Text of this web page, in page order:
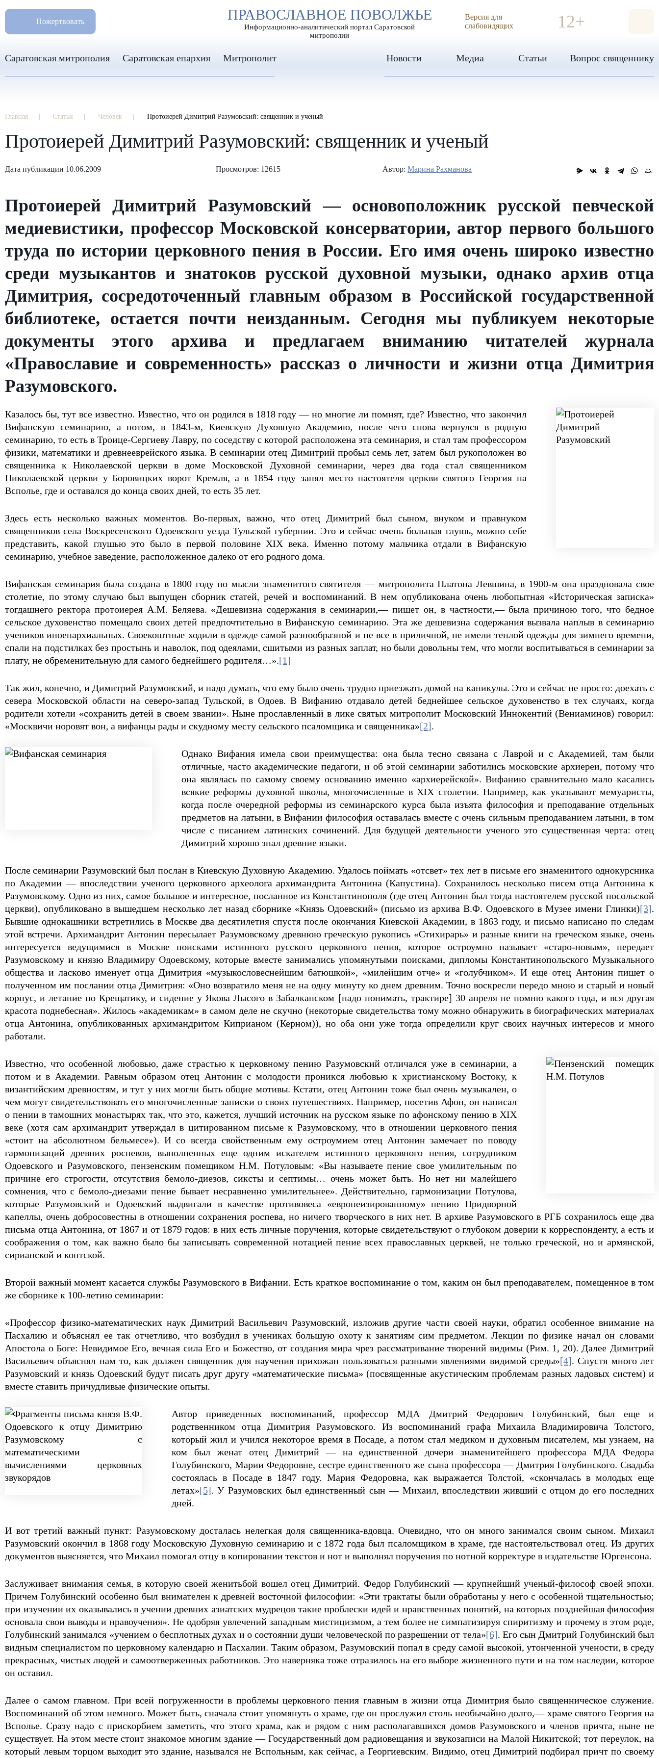
РАЗМЕР ШРИФТА А А А ИЗОБРАЖЕНИЯ
ПРАВОСЛАВНОЕ ПОВОЛЖЬЕ
Информационно-аналитический портал Саратовской
митрополии
Пожертвовать
8 960 346 31 04
info-sar@mail.ru
Версия для
слабовидящих
12+
Саратовская митрополия Саратовская епархия Митрополит Новости Медиа Статьи Вопрос священнику
Главная Статьи Человек Протоиерей Димитрий Разумовский: священник и ученый
Протоиерей Димитрий Разумовский: священник и ученый
Дата публикации 10.06.2009 Просмотров: 12615 Автор: Марина Рахманова
Протоиерей Димитрий Разумовский — основоположник русской певческой
медиевистики, профессор Московской консерватории, автор первого большого
труда по истории церковного пения в России. Его имя очень широко известно
среди музыкантов и знатоков русской духовной музыки, однако архив отца
Димитрия, сосредоточенный главным образом в Российской государственной
библиотеке, остается почти неизданным. Сегодня мы публикуем некоторые
документы этого архива и предлагаем вниманию читателей журнала
«Православие и современность» рассказ о личности и жизни отца Димитрия
Разумовского.
Казалось бы, тут все известно. Известно, что он родился в 1818 году — но многие ли помнят, где? Известно, что закончил
Вифанскую семинарию, а потом, в 1843-м, Киевскую Духовную Академию, после чего снова вернулся в родную
семинарию, то есть в Троице-Сергиеву Лавру, по соседству с которой расположена эта семинария, и стал там профессором
физики, математики и древнееврейского языка. В семинарии отец Димитрий пробыл семь лет, затем был рукоположен во
священника к Николаевской церкви в доме Московской Духовной семинарии, через два года стал священником
Николаевской церкви у Боровицких ворот Кремля, а в 1854 году занял место настоятеля церкви святого Георгия на
Всполье, где и оставался до конца своих дней, то есть 35 лет.
Здесь есть несколько важных моментов. Во-первых, важно, что отец Димитрий был сыном, внуком и правнуком
священников села Воскресенского Одоевского уезда Тульской губернии. Это и сейчас очень большая глушь, можно себе
представить, какой глушью это было в первой половине XIX века. Именно потому мальчика отдали в Вифанскую
семинарию, учебное заведение, расположенное далеко от его родного дома.
Вифанская семинария была создана в 1800 году по мысли знаменитого святителя — митрополита Платона Левшина, в 1900-м она праздновала свое
столетие, по этому случаю был выпущен сборник статей, речей и воспоминаний. В нем опубликована очень любопытная «Историческая записка»
тогдашнего ректора протоиерея А.М. Беляева. «Дешевизна содержания в семинарии,— пишет он, в частности,— была причиною того, что бедное
сельское духовенство помещало своих детей предпочтительно в Вифанскую семинарию. Эта же дешевизна содержания вызвала наплыв в семинарию
учеников иноепархиальных. Своекоштные ходили в одежде самой разнообразной и не все в приличной, не имели теплой одежды для зимнего времени,
спали на подстилках без простынь и наволок, под одеялами, сшитыми из разных заплат, но были довольны тем, что могли воспитываться в семинарии за
плату, не обременительную для самого беднейшего родителя…».[1]
Так жил, конечно, и Димитрий Разумовский, и надо думать, что ему было очень трудно приезжать домой на каникулы. Это и сейчас не просто: доехать с
севера Московской области на северо-запад Тульской, в Одоев. В Вифанию отдавало детей беднейшее сельское духовенство в тех случаях, когда
родители хотели «сохранить детей в своем звании». Ныне прославленный в лике святых митрополит Московский Иннокентий (Вениаминов) говорил:
«Москвичи норовят вон, а вифанцы рады и скудному месту сельского псаломщика и священника»[2].
Однако Вифания имела свои преимущества: она была тесно связана с Лаврой и с Академией, там были
отличные, часто академические педагоги, и об этой семинарии заботились московские архиереи, потому что
она являлась по самому своему основанию именно «архиерейской». Вифанию сравнительно мало касались
всякие реформы духовной школы, многочисленные в XIX столетии. Например, как указывают мемуаристы,
когда после очередной реформы из семинарского курса была изъята философия и преподавание отдельных
предметов на латыни, в Вифании философия оставалась вместе с очень сильным преподаванием латыни, в том
числе с писанием латинских сочинений. Для будущей деятельности ученого это существенная черта: отец
Димитрий хорошо знал древние языки.
После семинарии Разумовский был послан в Киевскую Духовную Академию. Удалось поймать «отсвет» тех лет в письме его знаменитого однокурсника
по Академии — впоследствии ученого церковного археолога архимандрита Антонина (Капустина). Сохранилось несколько писем отца Антонина к
Разумовскому. Одно из них, самое большое и интересное, посланное из Константинополя (где отец Антонин был тогда настоятелем русской посольской
церкви), опубликовано в вышедшем несколько лет назад сборнике «Князь Одоевский» (письмо из архива В.Ф. Одоевского в Музее имени Глинки)[3].
Бывшие однокашники встретились в Москве два десятилетия спустя после окончания Киевской Академии, в 1863 году, и письмо написано по следам
этой встречи. Архимандрит Антонин пересылает Разумовскому древнюю греческую рукопись «Стихирарь» и разные книги на греческом языке, очень
интересуется ведущимися в Москве поисками истинного русского церковного пения, которое остроумно называет «старо-новым», передает
Разумовскому и князю Владимиру Одоевскому, которые вместе занимались упомянутыми поисками, дипломы Константинопольского Музыкального
общества и ласково именует отца Димитрия «музыкословеснейшим батюшкой», «милейшим отче» и «голубчиком». И еще отец Антонин пишет о
полученном им послании отца Димитрия: «Оно возвратило меня не на одну минуту ко днем древним. Точно воскресли передо мною и старый и новый
корпус, и летание по Крещатику, и сидение у Якова Лысого в Забалканском [надо понимать, трактире] 30 апреля не помню какого года, и вся другая
красота поднебесная». Жилось «академикам» в самом деле не скучно (некоторые свидетельства тому можно обнаружить в биографических материалах
отца Антонина, опубликованных архимандритом Киприаном (Керном)), но оба они уже тогда определили круг своих научных интересов и много
работали.
Известно, что особенной любовью, даже страстью к церковному пению Разумовский отличался уже в семинарии, а
потом и в Академии. Равным образом отец Антонин с молодости проникся любовью к христианскому Востоку, к
византийским древностям, и тут у них могли быть общие мотивы. Кстати, отец Антонин тоже был очень музыкален, о
чем могут свидетельствовать его многочисленные записки о своих путешествиях. Например, посетив Афон, он написал
о пении в тамошних монастырях так, что это, кажется, лучший источник на русском языке по афонскому пению в XIX
веке (хотя сам архимандрит утверждал в цитированном письме к Разумовскому, что в отношении церковного пения
«стоит на абсолютном бельмесе»). И со всегда свойственным ему остроумием отец Антонин замечает по поводу
гармонизаций древних роспевов, выполненных еще одним искателем истинного церковного пения, сотрудником
Одоевского и Разумовского, пензенским помещиком Н.М. Потуловым: «Вы называете пение свое умилительным по
причине его строгости, отсутствия бемоло-диезов, сиксты и септимы… очень может быть. Но нет ни малейшего
сомнения, что с бемоло-диезами пение бывает несравненно умилительнее». Действительно, гармонизации Потулова,
которые Разумовский и Одоевский выдвигали в качестве противовеса «европеизированному» пению Придворной
капеллы, очень добросовестны в отношении сохранения роспева, но ничего творческого в них нет. В архиве Разумовского в РГБ сохранилось еще два
письма отца Антонина, от 1867 и от 1879 годов: в них есть личные поручения, которые свидетельствуют о глубоком доверии к корреспонденту, а есть и
соображения о том, как важно было бы записывать современной нотацией пение всех православных церквей, не только греческой, но и армянской,
сирианской и коптской.
Второй важный момент касается службы Разумовского в Вифании. Есть краткое воспоминание о том, каким он был преподавателем, помещенное в том
же сборнике к 100-летию семинарии:
«Профессор физико-математических наук Димитрий Васильевич Разумовский, изложив другие части своей науки, обратил особенное внимание на
Пасхалию и объяснял ее так отчетливо, что возбудил в учениках большую охоту к занятиям сим предметом. Лекции по физике начал он словами
Апостола о Боге: Невидимое Его, вечная сила Его и Божество, от создания мира чрез рассматривание творений видимы (Рим. 1, 20). Далее Димитрий
Васильевич объяснял нам то, как должен священник для научения прихожан пользоваться разными явлениями видимой среды»[4]. Спустя много лет
Разумовский и князь Одоевский будут писать друг другу «математические письма» (посвященные акустическим проблемам разных ладовых систем) и
вместе ставить причудливые физические опыты.
Автор приведенных воспоминаний, профессор МДА Дмитрий Федорович Голубинский, был еще и
родственником отца Димитрия Разумовского. Из воспоминаний графа Михаила Владимировича Толстого,
который жил и учился некоторое время в Посаде, а потом стал медиком и духовным писателем, мы узнаем, на
ком был женат отец Димитрий — на единственной дочери знаменитейшего профессора МДА Федора
Голубинского, Марии Федоровне, сестре единственного же сына профессора — Дмитрия Голубинского. Свадьба
состоялась в Посаде в 1847 году. Мария Федоровна, как выражается Толстой, «скончалась в молодых еще
летах»[5]. У Разумовских был единственный сын — Михаил, впоследствии живший с отцом до его последних
дней.
И вот третий важный пункт: Разумовскому досталась нелегкая доля священника-вдовца. Очевидно, что он много занимался своим сыном. Михаил
Разумовский окончил в 1868 году Московскую Духовную семинарию и с 1872 года был псаломщиком в храме, где настоятельствовал отец. Из других
документов выясняется, что Михаил помогал отцу в копировании текстов и нот и выполнял поручения по нотной корректуре в издательстве Юргенсона.
Заслуживает внимания семья, в которую своей женитьбой вошел отец Димитрий. Федор Голубинский — крупнейший ученый-философ своей эпохи.
Причем Голубинский особенно был внимателен к древней восточной философии: «Эти трактаты были обработаны у него с особенной тщательностью;
при изучении их оказывались в учении древних азиатских мудрецов такие проблески идей и нравственных понятий, на которых позднейшая философия
основала свои выводы и нравоучения». Не одобряя увлечений западным мистицизмом, а тем более не симпатизируя спиритизму и прочему в этом роде,
Голубинский занимался «учением о бесплотных духах и о состоянии души человеческой по разрешении от тела»[6]. Его сын Дмитрий Голубинский был
видным специалистом по церковному календарю и Пасхалии. Таким образом, Разумовский попал в среду самой высокой, утонченной учености, в среду
прекрасных, чистых людей и самоотверженных работников. Это наверняка тоже отразилось на его выборе жизненного пути и на том наследии, которое
он оставил.
Далее о самом главном. При всей погруженности в проблемы церковного пения главным в жизни отца Димитрия было священническое служение.
Воспоминаний об этом немного. Может быть, сначала стоит упомянуть о храме, где он прослужил столь необычайно долго,— храме святого Георгия на
Всполье. Сразу надо с прискорбием заметить, что этого храма, как и рядом с ним располагавшихся домов Разумовского и членов причта, ныне не
существует. На этом месте стоит знакомое многим здание — Государственный дом радиовещания и звукозаписи на Малой Никитской; тот переулок, на
который левым торцом выходит это здание, назывался не Вспольным, как сейчас, а Георгиевским. Видимо, отец Димитрий подбирал причт по своему